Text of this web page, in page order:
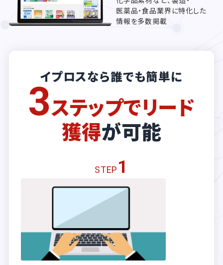
医薬品・食品業界に特化した
情報を多数掲載
イプロスなら誰でも簡単に
3ステップでリード
獲得が可能
STEP 1